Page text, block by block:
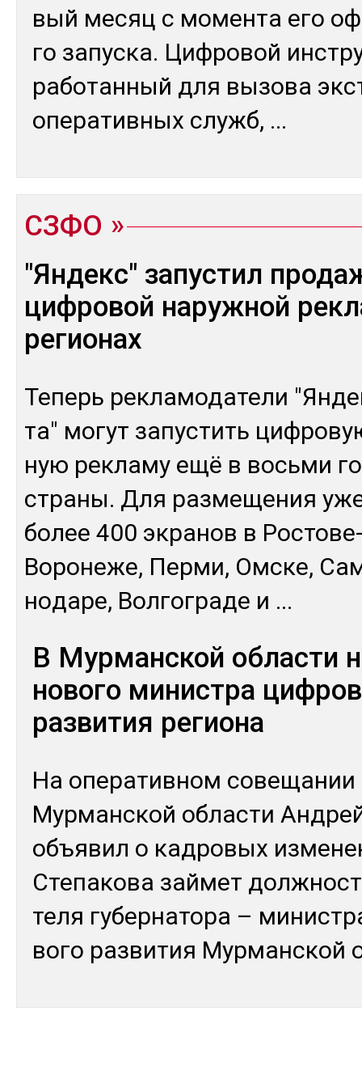
вый ме­сяц с мо­мен­та его
го за­пус­ка. Циф­ро­вой
ра­ботан­ный для вы­зова
опе­ратив­ных служб, ...
СЗФО
"Яндекс" запустил
цифровой наружной
регионах
Те­перь рек­ла­мода­тели
та" мо­гут за­пус­тить
ную рек­ла­му ещё в вось­ми
стра­ны. Для раз­ме­щения
бо­лее 400 эк­ра­нов в
Во­роне­же, Пер­ми, Ом­ске,
но­даре, Вол­гог­ра­де и ...
В Мурманской области
нового министра
развития региона
На опе­ратив­ном со­веща­нии
Мур­ман­ской об­лас­ти
объ­явил о кад­ро­вых
Сте­пако­ва зай­мет
теля гу­бер­на­тора –
вого раз­ви­тия Мур­ман­ской